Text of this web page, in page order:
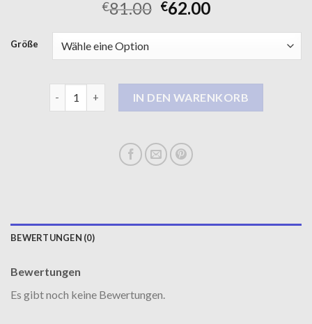
€81.00 €62.00
Größe
IN DEN WARENKORB
BEWERTUNGEN (0)
Bewertungen
Es gibt noch keine Bewertungen.